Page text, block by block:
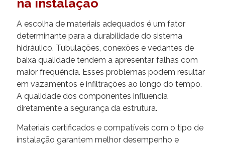
A escolha de materiais adequados é um fator
determinante para a durabilidade do sistema
hidráulico. Tubulações, conexões e vedantes de
baixa qualidade tendem a apresentar falhas com
maior frequência. Esses problemas podem resultar
em vazamentos e infiltrações ao longo do tempo.
A qualidade dos componentes influencia
diretamente a segurança da estrutura.
Materiais certificados e compatíveis com o tipo de
instalação garantem melhor desempenho e